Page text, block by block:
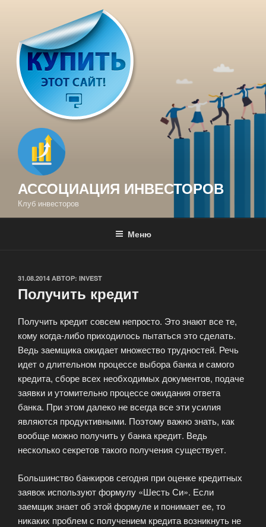
содержимому
АССОЦИАЦИЯ ИНВЕСТОРОВ
Клуб инвесторов
Меню
ОПУБЛИКОВАНО
31.08.2014 АВТОР: INVEST
Получить кредит
Получить кредит совсем непросто. Это знают все те,
кому когда-либо приходилось пытаться это сделать.
Ведь заемщика ожидает множество трудностей. Речь
идет о длительном процессе выбора банка и самого
кредита, сборе всех необходимых документов, подаче
заявки и утомительно процессе ожидания ответа
банка. При этом далеко не всегда все эти усилия
являются продуктивными. Поэтому важно знать, как
вообще можно получить у банка кредит. Ведь
несколько секретов такого получения существует.
Большинство банкиров сегодня при оценке кредитных
заявок используют формулу «Шесть Си». Если
заемщик знает об этой формуле и понимает ее, то
никаких проблем с получением кредита возникнуть не